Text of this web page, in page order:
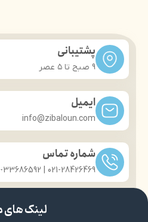
پشتیبانی
9 صبح تا ۵ عصر
ایمیل
info@zibaloun.com
شماره تماس
021-28426469 | 031-33686592
لینک